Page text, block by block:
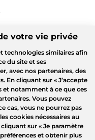
votre vie privée
technologies similaires afin
du site et ses
avec nos partenaires, des
En cliquant sur « J’accepte
et notamment à ce que ces
Vous pouvez
cas, vous ne pourrez pas
cookies nécessaires au
sur « Je paramètre
et obtenir plus